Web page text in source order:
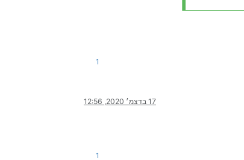
1
17 בדצמ׳ 2020, 12:56
1